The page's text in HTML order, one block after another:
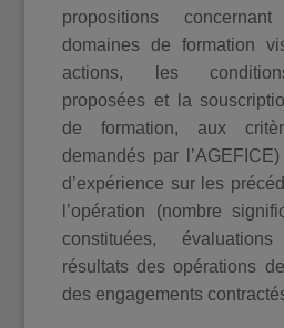
propositions
domaines de formation
actions, les
proposées et la
de formation, aux
demandés par
d’expérience sur les
l’opération (nombre
constituées,
résultats des opérations
des engagements